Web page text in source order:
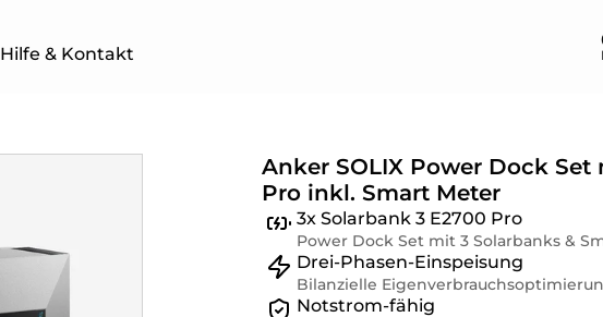
BALKONKRAFTWERKE
SOLARBANK
4 PRO SETS
NEU
Hilfe & Kontakt
Anker SOLIX Power Dock
Pro inkl. Smart Meter
3x Solarbank 3 E2700 Pro
Power Dock Set mit 3 Solarbanks &
Drei-Phasen-Einspeisung
Bilanzielle
Notstrom-fähig